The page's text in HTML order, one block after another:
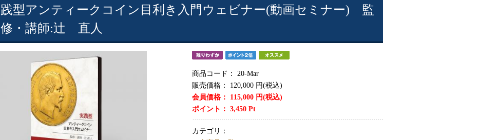
践型アンティークコイン目利き入門ウェビナー(動画セミナー) 監
修・講師:辻 直人
商品コード：
20-Mar
販売価格：
120,000 円(税込)
会員価格：
115,000円(税込)
ポイント： 3,450Pt
カテゴリ：